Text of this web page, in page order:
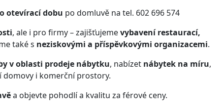
otevírací dobu po domluvě na tel. 602 696 574
, ale i pro firmy – zajišťujemevybavení restaurací,
také s neziskovými a příspěvkovými organizacemi.
v oblasti prodeje nábytku, nabízet nábytek na míru,
i komerční prostory.
a objevte pohodlí a kvalitu za férové ceny.